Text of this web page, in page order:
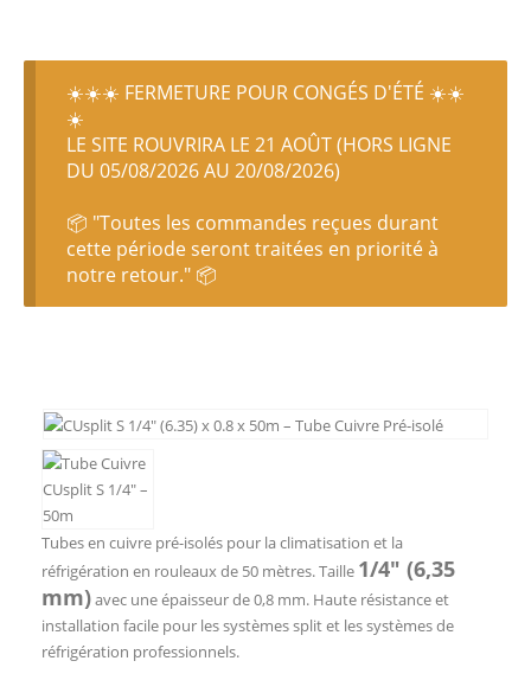
☀️☀️☀️ FERMETURE POUR CONGÉS D'ÉTÉ ☀️☀️
☀️
LE SITE ROUVRIRA LE 21 AOÛT (HORS LIGNE
DU 05/08/2026 AU 20/08/2026)
📦 "Toutes les commandes reçues durant
cette période seront traitées en priorité à
notre retour." 📦
Tubes en cuivre pré-isolés pour la climatisation et la
réfrigération en rouleaux de 50 mètres. Taille 1/4″ (6,35
mm)avec une épaisseur de 0,8 mm. Haute résistance et
installation facile pour les systèmes split et les systèmes de
réfrigération professionnels.